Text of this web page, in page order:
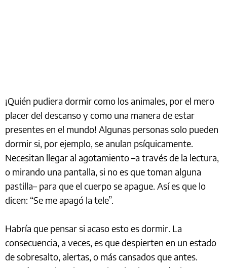
¡Quién pudiera dormir como los animales, por el mero
placer del descanso y como una manera de estar
presentes en el mundo! Algunas personas solo pueden
dormir si, por ejemplo, se anulan psíquicamente.
Necesitan llegar al agotamiento –a través de la lectura,
o mirando una pantalla, si no es que toman alguna
pastilla– para que el cuerpo se apague. Así es que lo
dicen: “Se me apagó la tele”.
Habría que pensar si acaso esto es dormir. La
consecuencia, a veces, es que despierten en un estado
de sobresalto, alertas, o más cansados que antes.